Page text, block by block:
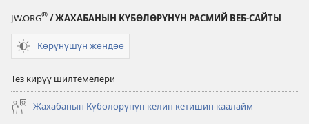
JW.ORG® / ЖАХАБАНЫН КҮБӨЛӨРҮНҮН РАСМИЙ ВЕБ-САЙТЫ
Көрүнүшүн жөндөө
Тез кирүү шилтемелери
Жахабанын Күбөлөрүнүн келип кетишин каалайм